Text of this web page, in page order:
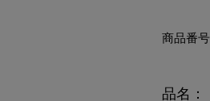
商品番号
品名：